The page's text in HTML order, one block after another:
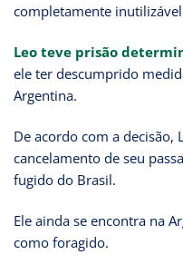
completamente
Leo teve prisão
ele ter descumprido
Argentina.
De acordo com a decisão,
cancelamento de seu
fugido do Brasil.
Ele ainda se encontra na
como foragido.